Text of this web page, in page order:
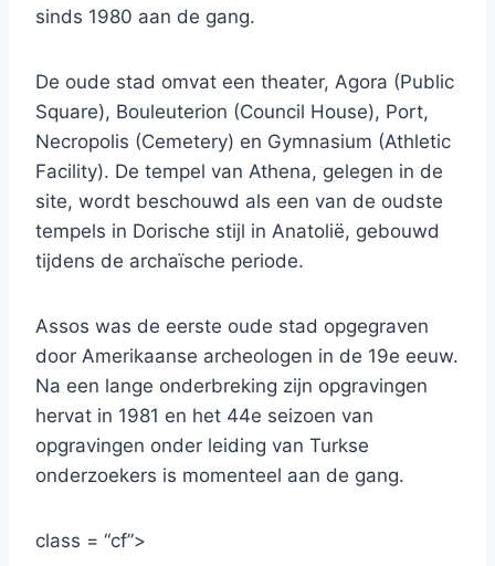
sinds 1980 aan de gang.
De oude stad omvat een theater, Agora (Public
Square), Bouleuterion (Council House), Port,
Necropolis (Cemetery) en Gymnasium (Athletic
Facility). De tempel van Athena, gelegen in de
site, wordt beschouwd als een van de oudste
tempels in Dorische stijl in Anatolië, gebouwd
tijdens de archaïsche periode.
Assos was de eerste oude stad opgegraven
door Amerikaanse archeologen in de 19e eeuw.
Na een lange onderbreking zijn opgravingen
hervat in 1981 en het 44e seizoen van
opgravingen onder leiding van Turkse
onderzoekers is momenteel aan de gang.
class = “cf”>